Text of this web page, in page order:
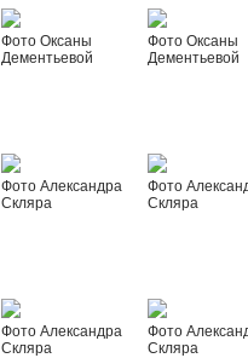
Фото Оксаны
Дементьевой
Фото Оксаны
Дементьевой
Фото Александра
Скляра
Фото
Скляра
Фото Александра
Скляра
Фото
Скляра